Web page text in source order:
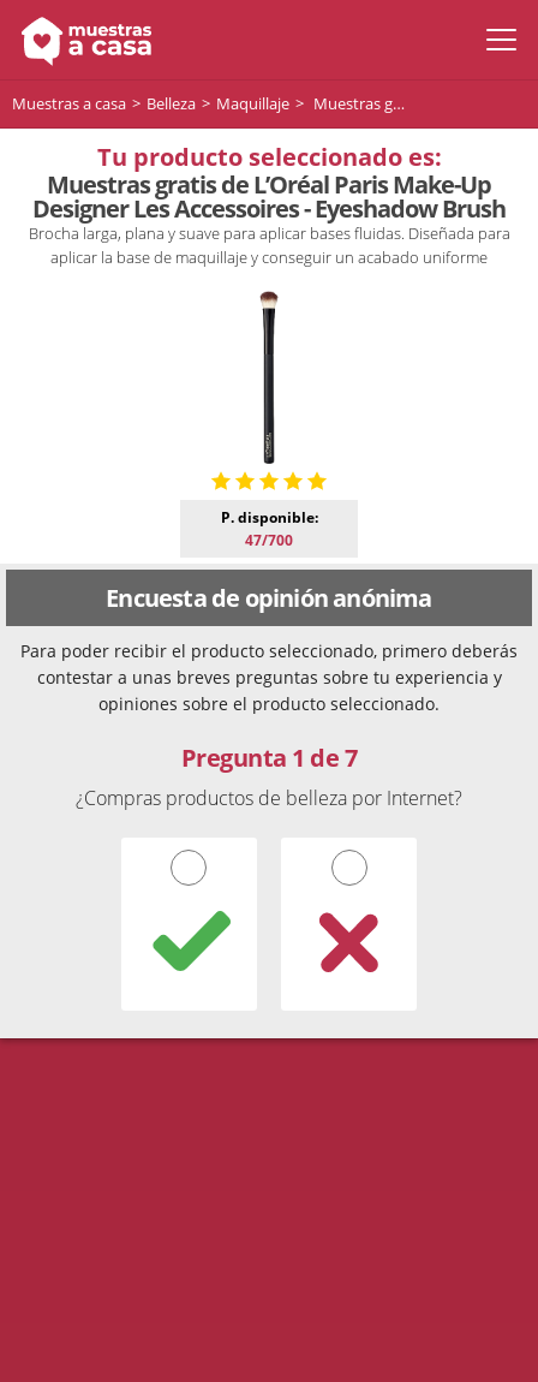
Muestras a casa Belleza Maquillaje Muestras gratis de L’Oréal Paris Make-Up Designer Les Accessoires - Eyeshadow Brush
Tu producto seleccionado es:
Muestras gratis de L’Oréal Paris Make-Up
Designer Les Accessoires - Eyeshadow Brush
Brocha larga, plana y suave para aplicar bases fluidas. Diseñada para
aplicar la base de maquillaje y conseguir un acabado uniforme
P. disponible:
47/700
Encuesta de opinión anónima
Para poder recibir el producto seleccionado, primero deberás
contestar a unas breves preguntas sobre tu experiencia y
opiniones sobre el producto seleccionado.
Pregunta 1 de 7
¿Compras productos de belleza por Internet?